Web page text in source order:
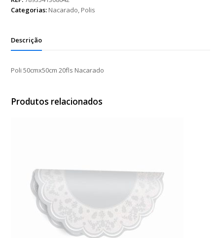
quantidade
Categorias: Nacarado, Polis
Descrição
Poli 50cmx50cm 20fls Nacarado
Produtos relacionados